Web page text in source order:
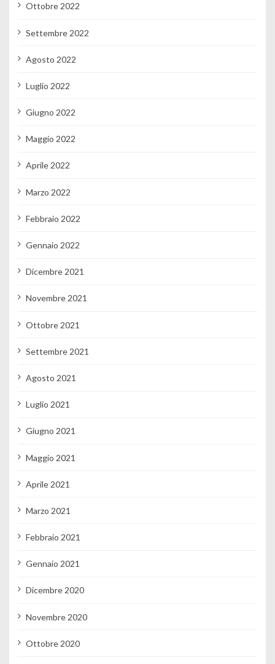
Ottobre 2022
Settembre 2022
Agosto 2022
Luglio 2022
Giugno 2022
Maggio 2022
Aprile 2022
Marzo 2022
Febbraio 2022
Gennaio 2022
Dicembre 2021
Novembre 2021
Ottobre 2021
Settembre 2021
Agosto 2021
Luglio 2021
Giugno 2021
Maggio 2021
Aprile 2021
Marzo 2021
Febbraio 2021
Gennaio 2021
Dicembre 2020
Novembre 2020
Ottobre 2020